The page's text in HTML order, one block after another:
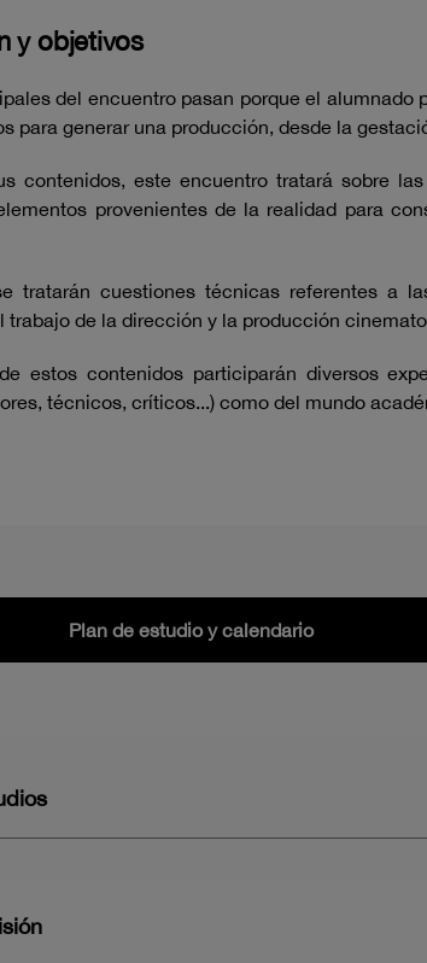
y objetivos
del encuentro pasan porque el
para generar una producción, desde la
contenidos, este encuentro tratará sobre
provenientes de la realidad para
tratarán cuestiones técnicas referentes a
trabajo de la dirección y la producción
estos contenidos participarán diversos
técnicos, críticos...) como del mundo
Plan de estudio y calendario